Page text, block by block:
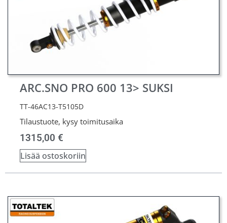
ARC.SNO PRO 600 13> SUKSI
TT-46AC13-T5105D
Tilaustuote, kysy toimitusaika
1315,00 €
Lisää ostoskoriin